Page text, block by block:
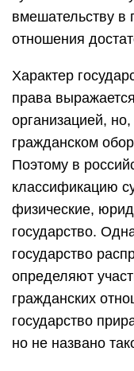
вмешательству в
отношения
Характер
права
организацией,
гражданском
Поэтому в
классификацию
физические,
государство.
государство
определяют
гражданских
государство
но не названо